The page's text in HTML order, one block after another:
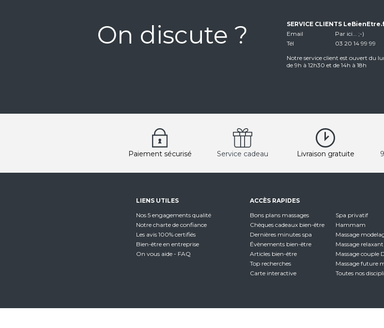
On discute ?
SERVICE CLIENTS
Email
Par ici... ;-)
Tél
03 20 14 99 99
Notre service client est ouvert du
de 9h à 12h30 et de 14h à 18h
Paiement sécurisé Service cadeau Livraison gratuite
LIENS UTILES
Nos 5 engagements qualité
Notre charte de confiance
Les avis 100% certifiés
Bien-être en entreprise
On vous aide - FAQ
ACCÈS RAPIDES
Bons plans massages
Chèques cadeaux bien-être
Dernières minutes spa
Évènements bien-être
Articles bien-être
Top recherches
Carte interactive
Spa privatif
Hammam
Massage
Massage relaxant
Massage couple
Massage future
Toutes nos